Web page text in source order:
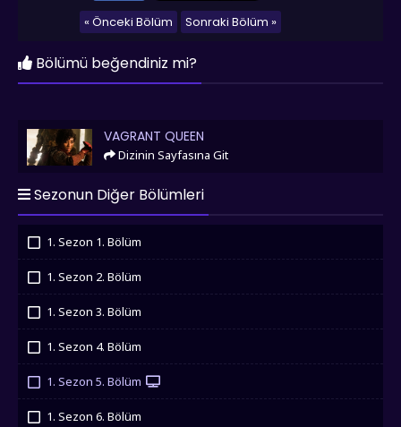
Sonraki Bölüm »
« Önceki Bölüm
Bölümü beğendiniz mi?
Vagrant Queen VAGRANT QUEEN
Dizinin Sayfasına Git
Sezonun Diğer Bölümleri
1. Sezon 1. Bölüm
1. Sezon 2. Bölüm
1. Sezon 3. Bölüm
1. Sezon 4. Bölüm
1. Sezon 5. Bölüm
1. Sezon 6. Bölüm